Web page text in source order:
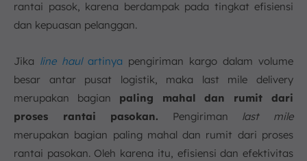
rantai pasok, karena berdampak pada tingkat efisiensi
dan kepuasan pelanggan.
Jika line haulartinya pengiriman kargo dalam volume
besar antar pusat logistik, maka last mile delivery
merupakan bagian paling mahal dan rumit dari
proses rantai pasokan. Pengiriman last mile
merupakan bagian paling mahal dan rumit dari proses
rantai pasokan. Oleh karena itu, efisiensi dan efektivitas